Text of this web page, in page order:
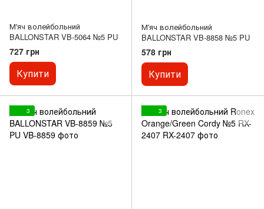
М'яч волейбольний
BALLONSTAR VB-5064 №5 PU
727 грн
Купити
М'яч волейбольний
BALLONSTAR VB-8858 №5 PU
578 грн
Купити
3 3